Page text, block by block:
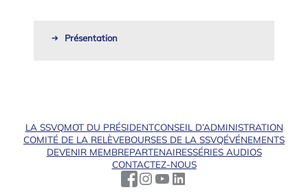
Présentation
LA SSVQMOT DU PRÉSIDENTCONSEIL D’ADMINISTRATION
COMITÉ DE LA RELÈVEBOURSES DE LA SSVQÉVÉNEMENTS
DEVENIR MEMBREPARTENAIRESSÉRIES AUDIOS
CONTACTEZ-NOUS